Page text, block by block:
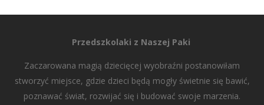
Przedszkolaki z Naszej Paki
Zaczarowana magią dziecięcej wyobraźni postanowiłam
stworzyć miejsce, gdzie dzieci będą mogły świetnie się bawić,
poznawać świat, rozwijać się i budować swoje marzenia.